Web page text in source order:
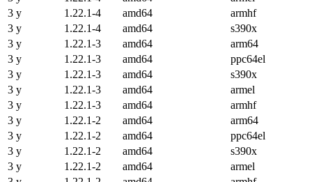
3 y
1.22.1-4 amd64
armhf
3 y
1.22.1-4 amd64
s390x
3 y
1.22.1-3 amd64
arm64
3 y
1.22.1-3 amd64
ppc64el
3 y
1.22.1-3 amd64
s390x
3 y
1.22.1-3 amd64
armel
3 y
1.22.1-3 amd64
armhf
3 y
1.22.1-2 amd64
arm64
3 y
1.22.1-2 amd64
ppc64el
3 y
1.22.1-2 amd64
s390x
3 y
1.22.1-2 amd64
armel